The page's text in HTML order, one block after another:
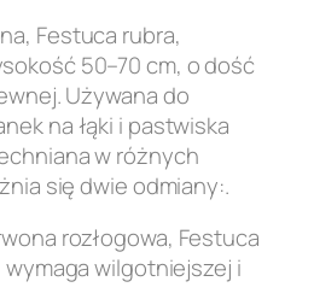
Festuca rubra,
50–70 cm, o dość
Używana do
na łąki i pastwiska
w różnych
się dwie odmiany:.
rozłogowa, Festuca
wymaga wilgotniejszej i